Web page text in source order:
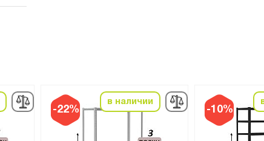
-22%
в наличии
-10%